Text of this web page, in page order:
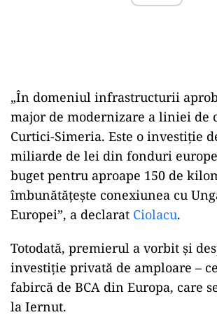
„În domeniul infrastructurii
major de modernizare a liniei de
Curtici-Simeria. Este o investiție
miliarde de lei din fonduri
buget pentru aproape 150 de
îmbunătățește conexiunea cu
Europei”, a declarat Ciolacu.
Totodată, premierul a vorbit şi
investiţie privată de amploare –
fabircă de BCA din Europa, care
la Iernut.